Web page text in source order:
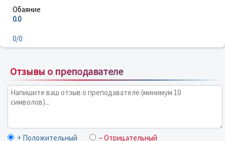
Обаяние
0.0
0/0
Отзывы о преподавателе
+ Положительный – Отрицательный